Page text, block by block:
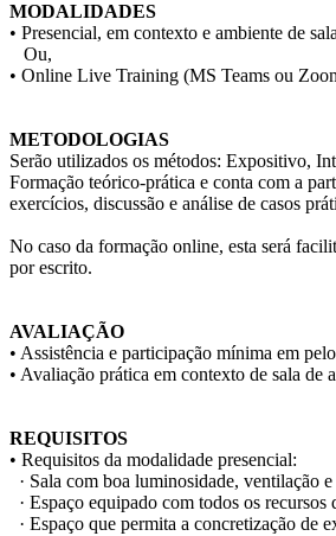
MODALIDADES
• Presencial, em contexto e ambiente de
Ou,
• Online Live Training (MS Teams ou
METODOLOGIAS
Serão utilizados os métodos: Expositivo,
Formação teórico-prática e conta com a
exercícios, discussão e análise de casos
No caso da formação online, esta será
por escrito.
AVALIAÇÃO
• Assistência e participação mínima em
• Avaliação prática em contexto de sala
REQUISITOS
• Requisitos da modalidade presencial:
· Sala com boa luminosidade, ventilação
· Espaço equipado com todos os recursos
· Espaço que permita a concretização de